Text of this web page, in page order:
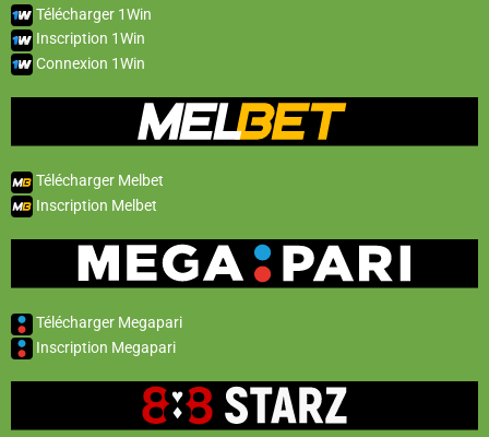
Télécharger 1Win
Inscription 1Win
Connexion 1Win
Télécharger Melbet
Inscription Melbet
Télécharger Megapari
Inscription Megapari